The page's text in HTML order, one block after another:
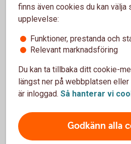
sparbankerna
Faktablad för
Faktablad för de värdepapper som
Swedbank och sparbankerna
finns även cookies du kan välja
upplevelse:
Funktioner, prestanda och
Relevant marknadsföring
Du kan ta tillbaka ditt cookie-
längst ner på webbplatsen
är inloggad. Så hanterar vi
Godkänn alla